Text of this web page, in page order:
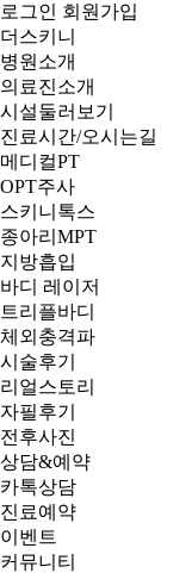
로그인 회원가입
더스키니
병원소개
의료진소개
시설둘러보기
진료시간/오시는길
메디컬PT
OPT주사
스키니톡스
종아리MPT
지방흡입
바디 레이저
트리플바디
체외충격파
시술후기
리얼스토리
자필후기
전후사진
상담&예약
카톡상담
진료예약
이벤트
커뮤니티